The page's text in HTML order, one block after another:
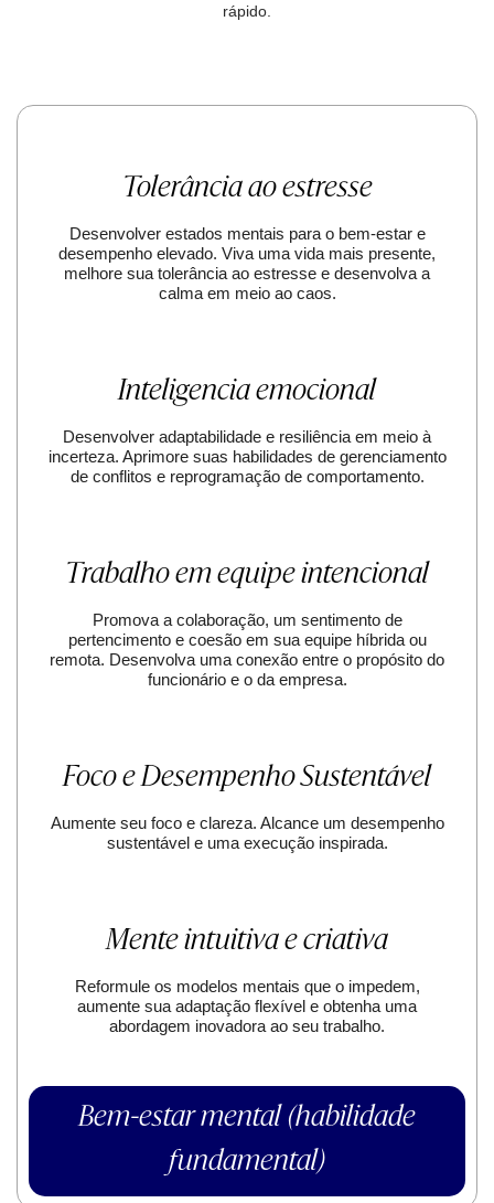
rápido.
Tolerância ao estresse
Desenvolver estados mentais para o bem-estar e
desempenho elevado. Viva uma vida mais presente,
melhore sua tolerância ao estresse e desenvolva a
calma em meio ao caos.
Inteligencia emocional
Desenvolver adaptabilidade e resiliência em meio à
incerteza. Aprimore suas habilidades de gerenciamento
de conflitos e reprogramação de comportamento.
Trabalho em equipe intencional
Promova a colaboração, um sentimento de
pertencimento e coesão em sua equipe híbrida ou
remota. Desenvolva uma conexão entre o propósito do
funcionário e o da empresa.
Foco e Desempenho Sustentável
Aumente seu foco e clareza. Alcance um desempenho
sustentável e uma execução inspirada.
Mente intuitiva e criativa
Reformule os modelos mentais que o impedem,
aumente sua adaptação flexível e obtenha uma
abordagem inovadora ao seu trabalho.
Bem-estar mental (habilidade
fundamental)